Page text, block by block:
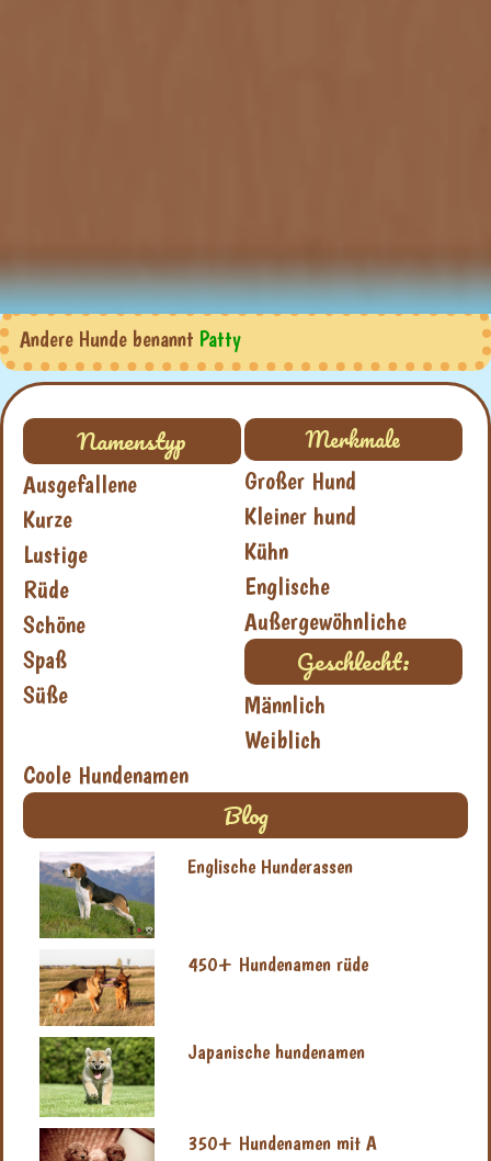
Andere Hunde benannt Patty
Namenstyp
Ausgefallene
Kurze
Lustige
Rüde
Schöne
Spaß
Süße
Merkmale
Großer Hund
Kleiner hund
Kühn
Englische
Außergewöhnliche
Geschlecht:
Männlich
Weiblich
Coole Hundenamen
Blog
Englische Hunderassen
450+ Hundenamen rüde
Japanische hundenamen
350+ Hundenamen mit A